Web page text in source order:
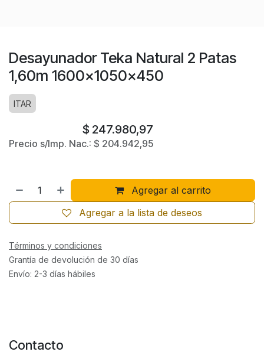
Desayunador Teka Natural 2 Patas
1,60m 1600x1050x450
ITAR
$ 247.980,97
Precio s/Imp. Nac.: $ 204.942,95
Agregar al carrito
Agregar a la lista de deseos
Términos y condiciones
Grantía de devolución de 30 días
Envío: 2-3 días hábiles
Contacto